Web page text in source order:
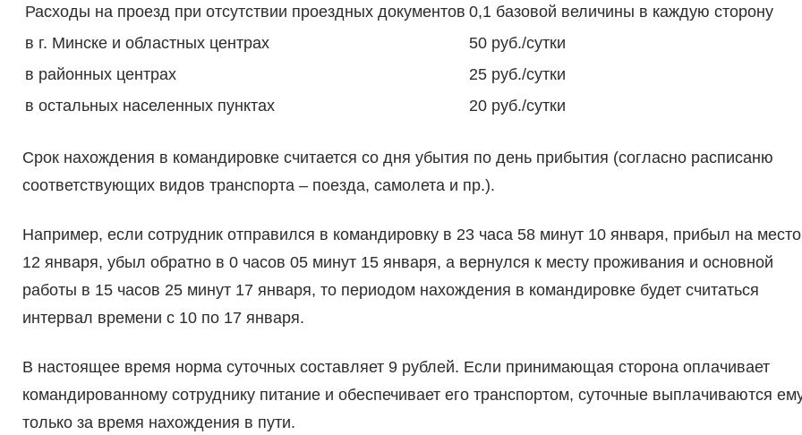
Расходы на проезд при отсутствии проездных документов 0,1 базовой величины в каждую сторону
в г. Минске и областных центрах
50 руб./сутки
в районных центрах
25 руб./сутки
в остальных населенных пунктах
20 руб./сутки
Срок нахождения в командировке считается со дня убытия по день прибытия (согласно расписаню
соответствующих видов транспорта – поезда, самолета и пр.).
Например, если сотрудник отправился в командировку в 23 часа 58 минут 10 января, прибыл на место
12 января, убыл обратно в 0 часов 05 минут 15 января, а вернулся к месту проживания и основной
работы в 15 часов 25 минут 17 января, то периодом нахождения в командировке будет считаться
интервал времени с 10 по 17 января.
В настоящее время норма суточных составляет 9 рублей. Если принимающая сторона оплачивает
командированному сотруднику питание и обеспечивает его транспортом, суточные выплачиваются
только за время нахождения в пути.